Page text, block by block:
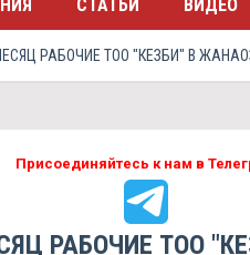
СТАТЬИ ВИДЕО
РАБОЧИЕ ТОО "КЕЗБИ" В
Присоединяйтесь к нам в
РАБОЧИЕ ТОО